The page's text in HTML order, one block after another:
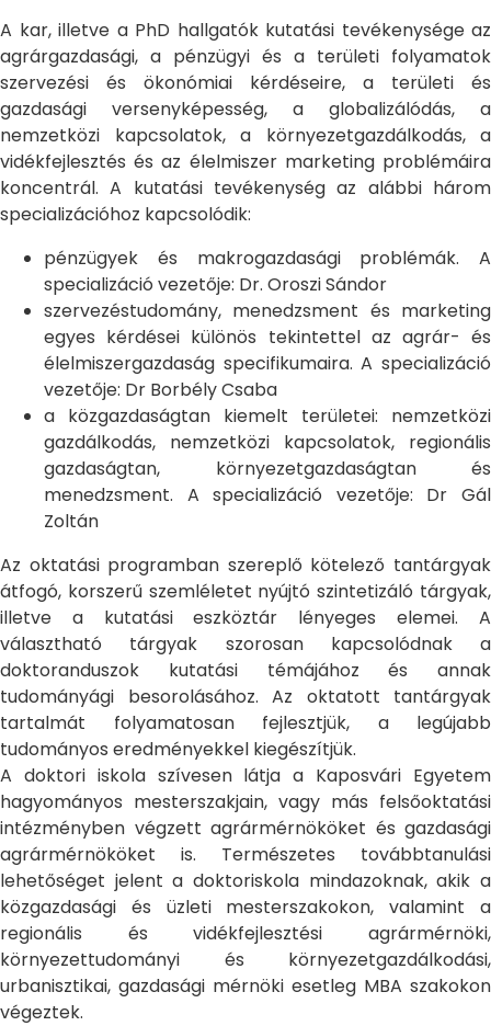
A kar, illetve a PhD hallgatók kutatási tevékenysége az
agrárgazdasági, a pénzügyi és a területi folyamatok
szervezési és ökonómiai kérdéseire, a területi és
gazdasági versenyképesség, a globalizálódás, a
nemzetközi kapcsolatok, a környezetgazdálkodás, a
vidékfejlesztés és az élelmiszer marketing problémáira
koncentrál. A kutatási tevékenység az alábbi három
specializációhoz kapcsolódik:
pénzügyek és makrogazdasági problémák. A
specializáció vezetője: Dr. Oroszi Sándor
szervezéstudomány, menedzsment és marketing
egyes kérdései különös tekintettel az agrár- és
élelmiszergazdaság specifikumaira. A specializáció
vezetője: Dr Borbély Csaba
a közgazdaságtan kiemelt területei: nemzetközi
gazdálkodás, nemzetközi kapcsolatok, regionális
gazdaságtan, környezetgazdaságtan és
menedzsment. A specializáció vezetője: Dr Gál
Zoltán
Az oktatási programban szereplő kötelező tantárgyak
átfogó, korszerű szemléletet nyújtó szintetizáló tárgyak,
illetve a kutatási eszköztár lényeges elemei. A
választható tárgyak szorosan kapcsolódnak a
doktoranduszok kutatási témájához és annak
tudományági besorolásához. Az oktatott tantárgyak
tartalmát folyamatosan fejlesztjük, a legújabb
tudományos eredményekkel kiegészítjük.
A doktori iskola szívesen látja a Kaposvári Egyetem
hagyományos mesterszakjain, vagy más felsőoktatási
intézményben végzett agrármérnököket és gazdasági
agrármérnököket is. Természetes továbbtanulási
lehetőséget jelent a doktoriskola mindazoknak, akik a
közgazdasági és üzleti mesterszakokon, valamint a
regionális és vidékfejlesztési agrármérnöki,
környezettudományi és környezetgazdálkodási,
urbanisztikai, gazdasági mérnöki esetleg MBA szakokon
végeztek.